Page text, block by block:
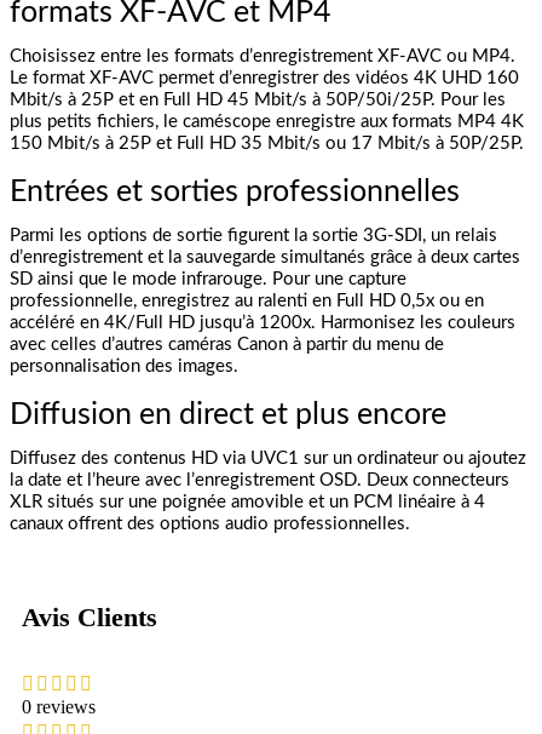
formats XF-AVC et MP4
Choisissez entre les formats d’enregistrement XF-AVC ou MP4.
Le format XF-AVC permet d’enregistrer des vidéos 4K UHD 160
Mbit/s à 25P et en Full HD 45 Mbit/s à 50P/50i/25P. Pour les
plus petits fichiers, le caméscope enregistre aux formats MP4 4K
150 Mbit/s à 25P et Full HD 35 Mbit/s ou 17 Mbit/s à 50P/25P.
Entrées et sorties professionnelles
Parmi les options de sortie figurent la sortie 3G-SDI, un relais
d’enregistrement et la sauvegarde simultanés grâce à deux cartes
SD ainsi que le mode infrarouge. Pour une capture
professionnelle, enregistrez au ralenti en Full HD 0,5x ou en
accéléré en 4K/Full HD jusqu’à 1200x. Harmonisez les couleurs
avec celles d’autres caméras Canon à partir du menu de
personnalisation des images.
Diffusion en direct et plus encore
Diffusez des contenus HD via UVC1 sur un ordinateur ou ajoutez
la date et l’heure avec l’enregistrement OSD. Deux connecteurs
XLR situés sur une poignée amovible et un PCM linéaire à 4
canaux offrent des options audio professionnelles.
Avis Clients
0 reviews